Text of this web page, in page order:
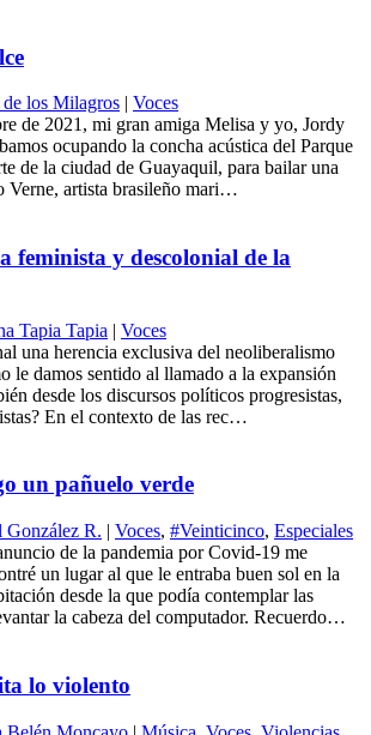
los Milagros | Voces
de 2021, mi gran amiga Melisa y yo, Jordy
ocupando la concha acústica del Parque
de la ciudad de Guayaquil, para bailar una
Verne, artista brasileño mari…
feminista y descolonial de la
Tapia Tapia | Voces
una herencia exclusiva del neoliberalismo
le damos sentido al llamado a la expansión
desde los discursos políticos progresistas,
En el contexto de las rec…
un pañuelo verde
González R. | Voces, #Veinticinco, Especiales
de la pandemia por Covid-19 me
un lugar al que le entraba buen sol en la
desde la que podía contemplar las
la cabeza del computador. Recuerdo…
lo violento